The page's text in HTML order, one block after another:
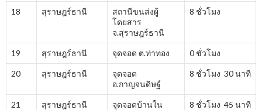
18 สุราษฎร์ธานี
สถานีขนส่งผู้
โดยสาร
จ.สุราษฎร์ธานี
8 ชั่วโมง
19 สุราษฎร์ธานี จุดจอด ต.ท่าทอง 0 ชั่วโมง
20 สุราษฎร์ธานี
จุดจอด
อ.กาญจนดิษฐ์
8 ชั่วโมง 30 นาที
21 สุราษฎร์ธานี จุดจอดบ้านใน 8 ชั่วโมง 45 นาที